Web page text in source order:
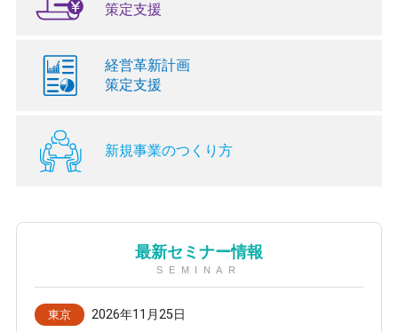
策定支援
経営革新計画
策定支援
新規事業のつくり方
最新セミナー情報
SEMINAR
東京
2026年11月25日